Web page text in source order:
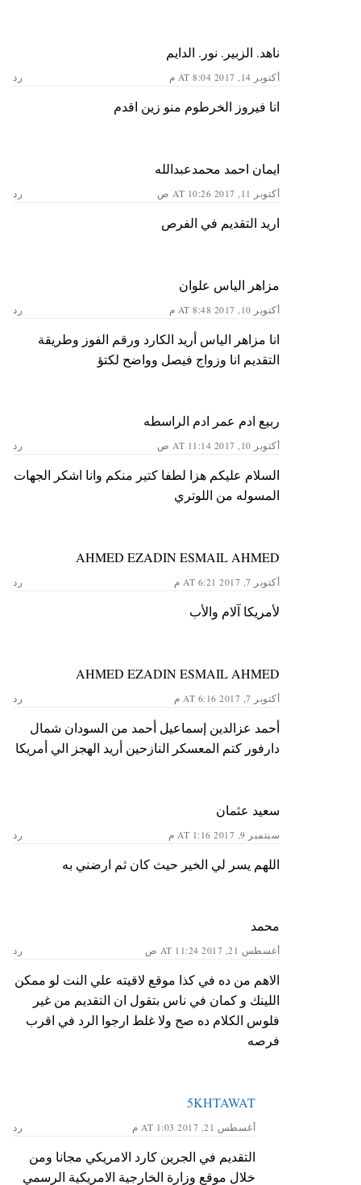
ناهد. الزبير. نور. الدايم
أكتوبر 14, 2017 AT 8:04 م رد
انا فيروز الخرطوم منو زين اقدم
ايمان احمد محمدعبدالله
أكتوبر 11, 2017 AT 10:26 ص رد
اريد التقديم في الفرص
مزاهر الياس علوان
أكتوبر 10, 2017 AT 8:48 م رد
انا مزاهر الياس أريد الكارد ورقم الفوز وطريقة
التقديم انا وزواج فيصل وواضح لكتؤ
ربيع ادم عمر ادم الراسطه
أكتوبر 10, 2017 AT 11:14 ص رد
السلام عليكم هزا لطفا كتير منكم وانا اشكر الجهات
المسوله من اللوتري
AHMED EZADIN ESMAIL AHMED
أكتوبر 7, 2017 AT 6:21 م رد
لأمريكا آلام والأب
AHMED EZADIN ESMAIL AHMED
أكتوبر 7, 2017 AT 6:16 م رد
أحمد عزالدين إسماعيل أحمد من السودان شمال
دارفور كتم المعسكر النازحين أريد الهجز الي أمريكا
سعيد عثمان
سبتمبر 9, 2017 AT 1:16 م رد
اللهم يسر لي الخير حيث كان ثم ارضني به
محمد
أغسطس 21, 2017 AT 11:24 ص رد
الاهم من ده في كذا موقع لاقيته علي النت لو ممكن
اللينك و كمان في ناس بتقول ان التقديم من غير
فلوس الكلام ده صح ولا غلط ارجوا الرد في اقرب
فرصه
5KHTAWAT
أغسطس 21, 2017 AT 1:03 م رد
التقديم في الجرين كارد الامريكي مجانا ومن
خلال موقع وزارة الخارجية الامريكية الرسمي